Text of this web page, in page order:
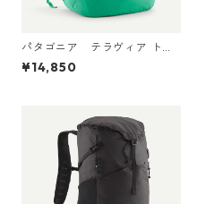
パタゴニア テラヴィア トー
ト パック 24L Aqua Stone 48
814 Patagonia Terravia Tote
¥14,850